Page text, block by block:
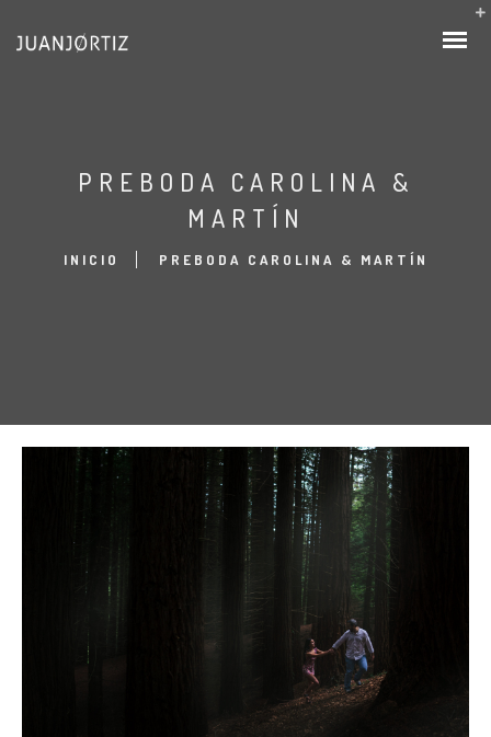
BODAS
BEBÉS
FAMILIAS
PREBODA CAROLINA &
MARTÍN
INICIO PREBODA CAROLINA & MARTÍN